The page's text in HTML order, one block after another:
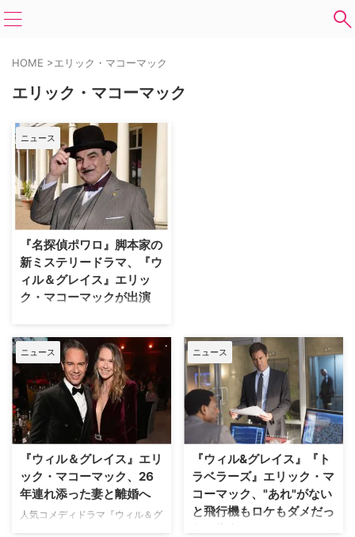
HOME >エリック・マコーマック
エリック・マコーマック
ニュース
『名探偵ポワロ』脚本家の
新ミステリードラマ、『ウ
ィル＆グレイス』エリッ
ク・マコーマックが出演
イターを務めたアンソニー・ホロ
ヴィッツが指揮を執る新作ミステ
リードラマ『Nine Bodies in a
Mexican Morgue（原題）』が本
格的に始動。人気コメディドラマ
『ウィル＆グレイス』のウィル役
でおなじみ、エリック・マコーマ
ックが出演することが明らかとな
った。米Deadlineが伝えてい
る。 ジャングルを舞台にした
「そして誰もいなくなった」？
ニュース
『ウィル＆グレイス』エリ
ック・マコーマック、26
年連れ添った妻と離婚へ
人気コメディドラマ『ウィル＆グ
ニュース
『ウィル&グレイス』『ト
ラベラーズ』エリック・マ
コーマック、"あれ"がない
と飛行機もロケもダメだっ
たと告白